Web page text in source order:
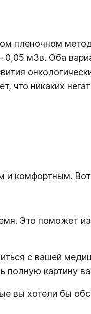
пленочном
0,05 мЗв. Оба
что никаких
и комфортным.
Это поможет
с вашей
картину
вы хотели бы